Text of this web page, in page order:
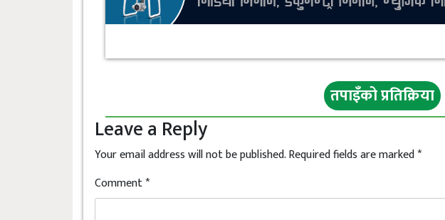
तपाइँको प्रतिक्रिया
Leave a Reply
Your email address will not be published.Required fields are marked*
Comment*